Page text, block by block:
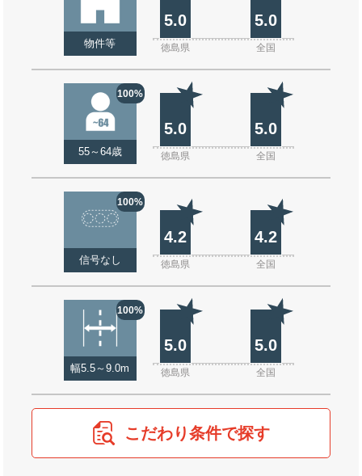
物件等
5.0 5.0
徳島県 全国
100%
55～64歳
5.0 5.0
徳島県 全国
100%
信号なし
4.2 4.2
徳島県 全国
100%
幅5.5～9.0m
5.0 5.0
徳島県 全国
こだわり条件で探す